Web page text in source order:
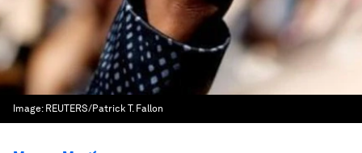
Image: REUTERS/Patrick T. Fallon